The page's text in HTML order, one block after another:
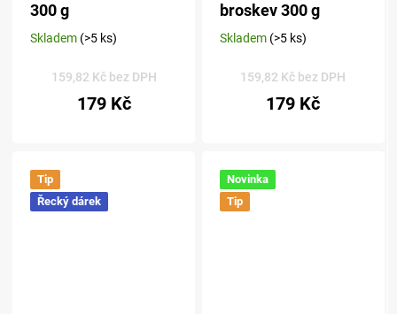
300 g
Průměrné
produktu
Skladem (>5 ks)
159,82 Kč bez DPH
179 Kč
broskev 300 g
Průměrné
produktu
Skladem (>5 ks)
159,82 Kč bez DPH
179 Kč
Tip
Řecký dárek
Novinka
Tip